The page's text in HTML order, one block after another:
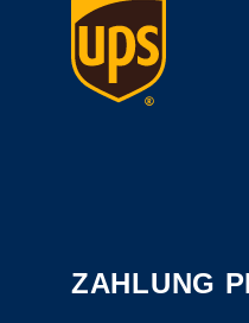
ZAHLUNG